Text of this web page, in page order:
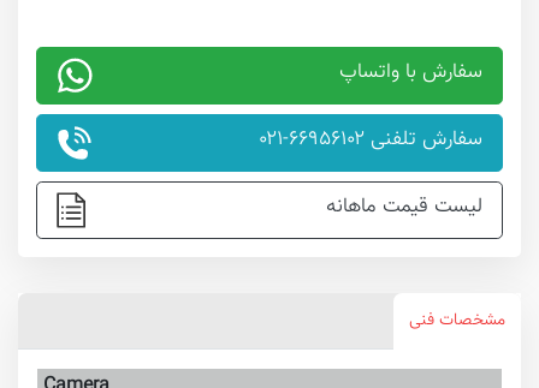
سفارش با واتساپ
سفارش تلفنی ۶۶۹۵۶۱۰۲-۰۲۱
لیست قیمت ماهانه
مشخصات فنی